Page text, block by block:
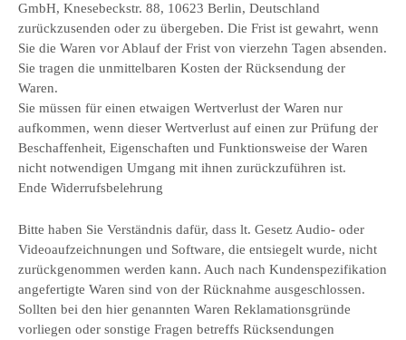
GmbH, Knesebeckstr. 88, 10623 Berlin, Deutschland
zurückzusenden oder zu übergeben. Die Frist ist gewahrt, wenn
Sie die Waren vor Ablauf der Frist von vierzehn Tagen absenden.
Sie tragen die unmittelbaren Kosten der Rücksendung der
Waren.
Sie müssen für einen etwaigen Wertverlust der Waren nur
aufkommen, wenn dieser Wertverlust auf einen zur Prüfung der
Beschaffenheit, Eigenschaften und Funktionsweise der Waren
nicht notwendigen Umgang mit ihnen zurückzuführen ist.
Ende Widerrufsbelehrung
Bitte haben Sie Verständnis dafür, dass lt. Gesetz Audio- oder
Videoaufzeichnungen und Software, die entsiegelt wurde, nicht
zurückgenommen werden kann. Auch nach Kundenspezifikation
angefertigte Waren sind von der Rücknahme ausgeschlossen.
Sollten bei den hier genannten Waren Reklamationsgründe
vorliegen oder sonstige Fragen betreffs Rücksendungen